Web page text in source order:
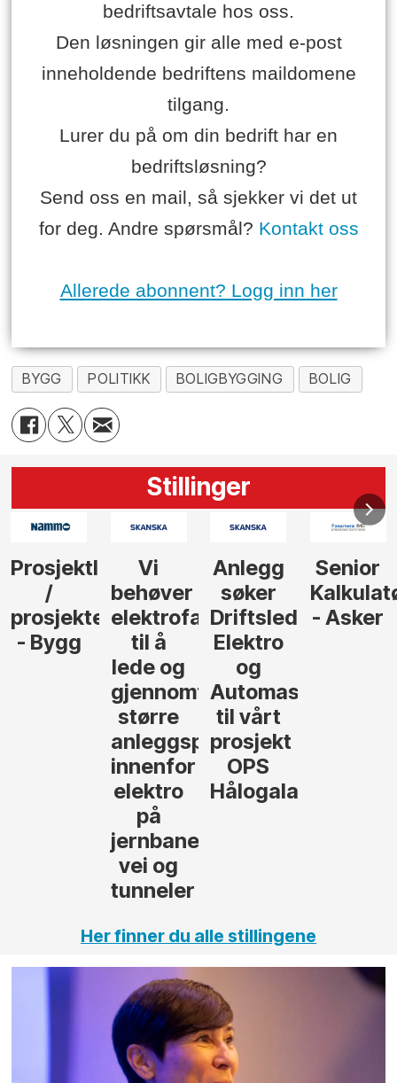
bedriftsavtale hos oss.
Den løsningen gir alle med e-post
inneholdende bedriftens maildomene
tilgang.
Lurer du på om din bedrift har en
bedriftsløsning?
Send oss en mail, så sjekker vi det ut
for deg. Andre spørsmål? Kontakt oss
Allerede abonnent? Logg inn her
BYGG POLITIKK BOLIGBYGGING BOLIG
Stillinger
Anlegg
søker
Driftsleder
Elektro
Automasjon
Hålogalandsvegen
Senior
Kalkulatør
- Asker
Senior
Tilbudsleder
Anlegg
- Oslo
Her finner du alle stillingene